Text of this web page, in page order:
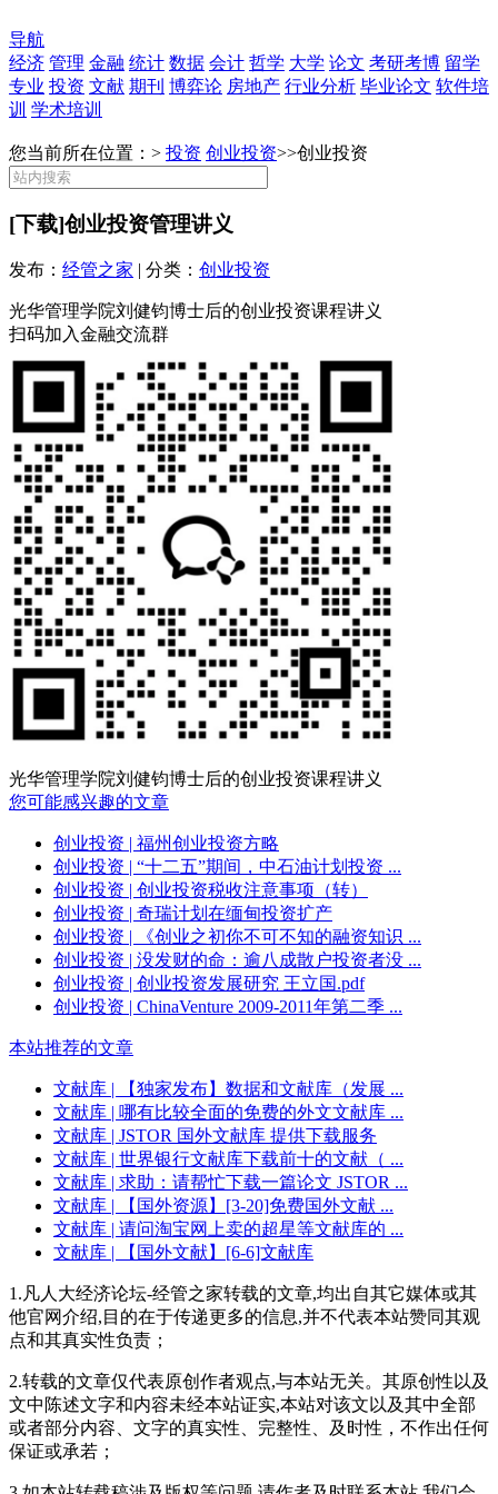
导航
经济 管理 金融 统计 数据 会计 哲学 大学 论文 考研考博 留学
专业 投资 文献 期刊 博弈论 房地产 行业分析 毕业论文 软件培
训 学术培训
您当前所在位置：> 投资 创业投资>>创业投资
[下载]创业投资管理讲义
发布： 经管之家 | 分类： 创业投资
光华管理学院刘健钧博士后的创业投资课程讲义
扫码加入金融交流群
光华管理学院刘健钧博士后的创业投资课程讲义
您可能感兴趣的文章
创业投资 | 福州创业投资方略
创业投资 | “十二五”期间，中石油计划投资 ...
创业投资 | 创业投资税收注意事项（转）
创业投资 | 奇瑞计划在缅甸投资扩产
创业投资 | 《创业之初你不可不知的融资知识 ...
创业投资 | 没发财的命：逾八成散户投资者没 ...
创业投资 | 创业投资发展研究 王立国.pdf
创业投资 | ChinaVenture 2009-2011年第二季 ...
本站推荐的文章
文献库 | 【独家发布】数据和文献库（发展 ...
文献库 | 哪有比较全面的免费的外文文献库 ...
文献库 | JSTOR 国外文献库 提供下载服务
文献库 | 世界银行文献库下载前十的文献（ ...
文献库 | 求助：请帮忙下载一篇论文 JSTOR ...
文献库 | 【国外资源】[3-20]免费国外文献 ...
文献库 | 请问淘宝网上卖的超星等文献库的 ...
文献库 | 【国外文献】[6-6]文献库
1.凡人大经济论坛-经管之家转载的文章,均出自其它媒体或其
他官网介绍,目的在于传递更多的信息,并不代表本站赞同其观
点和其真实性负责；
2.转载的文章仅代表原创作者观点,与本站无关。其原创性以及
文中陈述文字和内容未经本站证实,本站对该文以及其中全部
或者部分内容、文字的真实性、完整性、及时性，不作出任何
保证或承若；